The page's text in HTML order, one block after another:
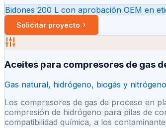
Bidones 200 L con aprobación OEM en
Solicitar proyecto
Aceites para compresores de gas
Gas natural, hidrógeno, biogás y
Los compresores de gas de proceso en
compresión de hidrógeno para pilas de
compatibilidad química, a los